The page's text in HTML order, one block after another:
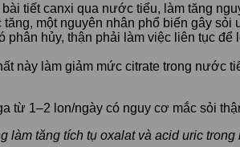
tiết canxi qua nước tiểu, làm tăng
một nguyên nhân phổ biến gây sỏi
hủy, thận phải làm việc liên tục
này làm giảm mức citrate trong nước
từ 1–2 lon/ngày có nguy cơ mắc sỏi
làm tăng tích tụ oxalat và acid uric